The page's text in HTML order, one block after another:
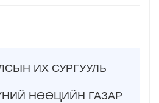
ИХ СУРГУУЛЬ
НӨӨЦИЙН ГАЗАР